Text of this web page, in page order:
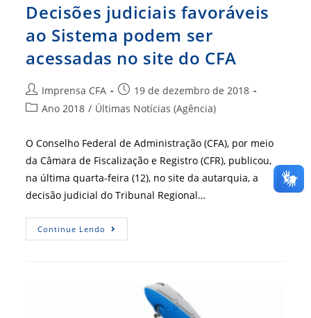
Decisões judiciais favoráveis
ao Sistema podem ser
acessadas no site do CFA
Autor
do
Imprensa CFA
Post
publicado:
19 de dezembro de 2018
Categoria
post:
Ano 2018 / Últimas Notícias (Agência)
O Conselho Federal de Administração (CFA), por meio
da Câmara de Fiscalização e Registro (CFR), publicou,
na última quarta-feira (12), no site da autarquia, a
decisão judicial do Tribunal Regional…
Continue Lendo Decisões
Judiciais
Acessadas